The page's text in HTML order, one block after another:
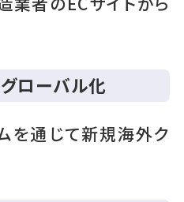
ローバル化
を通じて新規海外ク